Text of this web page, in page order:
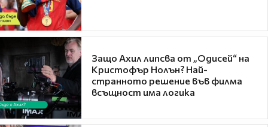
Защо Ахил липсва от „Одисей“ на
Кристофър Нолън? Най-
странното решение във филма
всъщност има логика